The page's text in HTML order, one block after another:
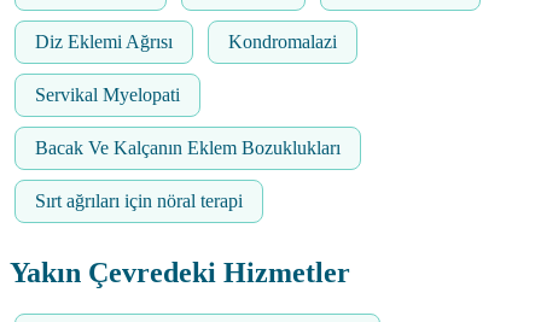
Diz Eklemi Ağrısı Kondromalazi
Servikal Myelopati
Bacak Ve Kalçanın Eklem Bozuklukları
Sırt ağrıları için nöral terapi
Yakın Çevredeki Hizmetler